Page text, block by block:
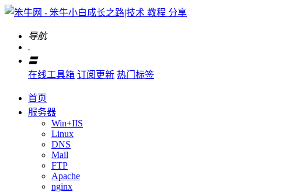
导航
.
〓
在线工具箱 订阅更新 热门标签
首页
服务器
Win+IIS
Linux
DNS
Mail
FTP
Apache
nginx